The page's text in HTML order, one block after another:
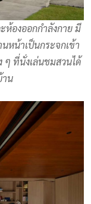
ห้องออกกำลังกาย มี
หน้าเป็นกระจกเข้า
ๆ ที่นั่งเล่นชมสวนได้
าน